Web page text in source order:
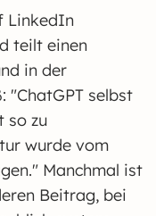
LinkedIn
teilt einen
in der
"ChatGPT selbst
so zu
wurde vom
Manchmal ist
Beitrag, bei